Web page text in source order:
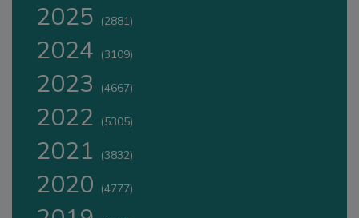
2025 (2881)
2024 (3109)
2023 (4667)
2022 (5305)
2021 (3832)
2020 (4777)